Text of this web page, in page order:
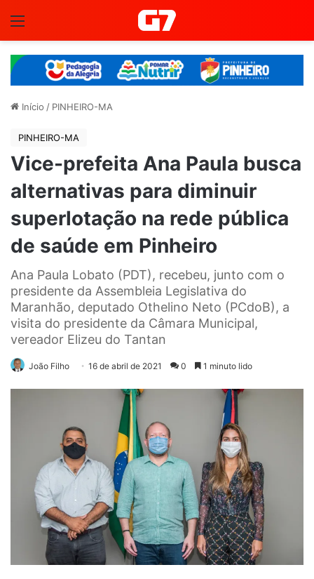
Início / PINHEIRO-MA
PINHEIRO-MA
Vice-prefeita Ana Paula busca
alternativas para diminuir
superlotação na rede pública
de saúde em Pinheiro
Ana Paula Lobato (PDT), recebeu, junto com o
presidente da Assembleia Legislativa do
Maranhão, deputado Othelino Neto (PCdoB), a
visita do presidente da Câmara Municipal,
vereador Elizeu do Tantan
João Filho 16 de abril de 2021 0 1 minuto lido